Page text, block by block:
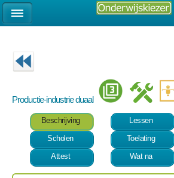
Productie-industrie duaal
Beschrijving
Lessen
Scholen
Toelating
Attest
Wat na